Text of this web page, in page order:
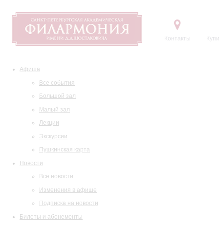
Контакты
Афиша
Все события
Большой зал
Малый зал
Лекции
Экскурсии
Пушкинская карта
Новости
Все новости
Изменения в афише
Подписка на новости
Билеты и абонементы